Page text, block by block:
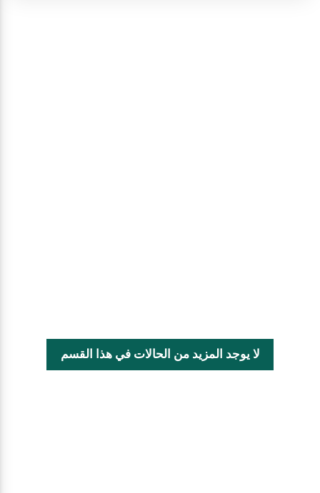
لا يوجد المزيد من الحالات في هذا القسم